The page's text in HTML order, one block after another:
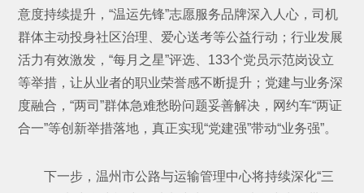
意度持续提升，“温运先锋”志愿服务品牌深入人心，司机
群体主动投身社区治理、爱心送考等公益行动；行业发展
活力有效激发，“每月之星”评选、133个党员示范岗设立
等举措，让从业者的职业荣誉感不断提升；党建与业务深
度融合，“两司”群体急难愁盼问题妥善解决，网约车“两证
合一”等创新举措落地，真正实现“党建强”带动“业务强”。
下一步，温州市公路与运输管理中心将持续深化“三